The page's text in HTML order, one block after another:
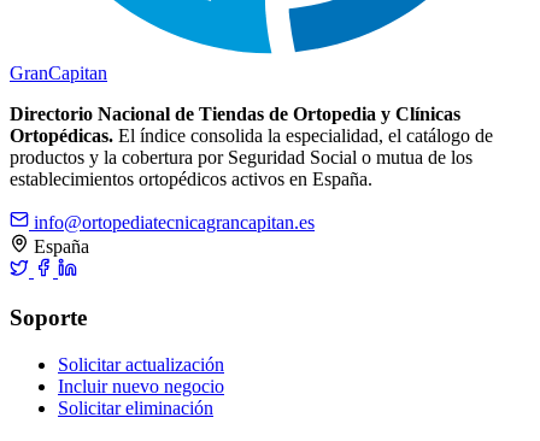
GranCapitan
Directorio Nacional de Tiendas de Ortopedia y Clínicas
Ortopédicas. El índice consolida la especialidad, el catálogo de
productos y la cobertura por Seguridad Social o mutua de los
establecimientos ortopédicos activos en España.
info@ortopediatecnicagrancapitan.es
España
Soporte
Solicitar actualización
Incluir nuevo negocio
Solicitar eliminación